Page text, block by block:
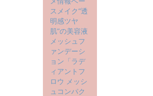
スメイク“透
明感ツヤ
肌”の美容液
メッシュフ
ァンデーシ
ョン「ラデ
ィアントフ
ロウ メッシ
ュコンパク